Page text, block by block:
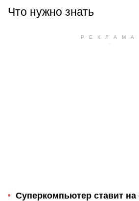
Что нужно знать
Суперкомпьютер ставит